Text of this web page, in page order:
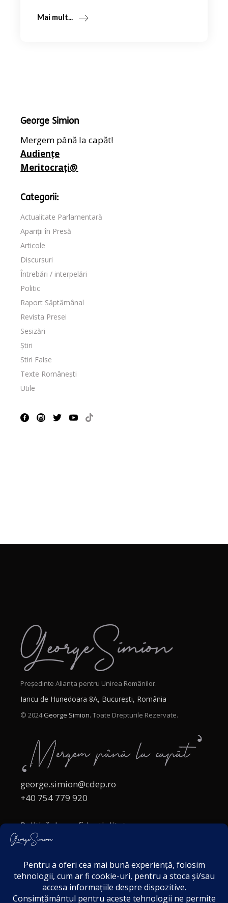
Mai mult...
George Simion
Mergem până la capăt!
Audiențe
Meritocrați@
Categorii:
Actualitate Parlamentară
Apariții în Presă
Articole
Discursuri
Întrebări / interpelări
Politic
Raport Săptămânal
Revista Presei
Sesizări
Știri
Stiri False
Texte Românești
Utile
Președinte Alianța pentru Unirea Românilor.
Iancu de Hunedoara 8A, București, România
© 2024George Simion. Toate Drepturile Rezervate.
george.simion@cdep.ro
+40 754 779 920
Politică de confidențialitate
Politica cookies
Acordul de markting
Disclaimer